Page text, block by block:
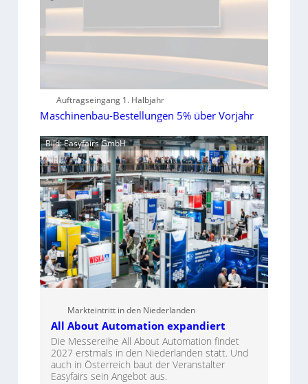
Auftragseingang 1. Halbjahr
Maschinenbau-Bestellungen 5% über Vorjahr
Bild: Easyfairs GmbH
Markteintritt in den Niederlanden
All About Automation expandiert
Die Messereihe All About Automation findet
2027 erstmals in den Niederlanden statt. Und
auch in Österreich baut der Veranstalter
Easyfairs sein Angebot aus.